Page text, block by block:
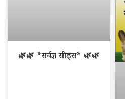
🌿🌿 *सर्वज्ञ सीड्स* 🌿🌿